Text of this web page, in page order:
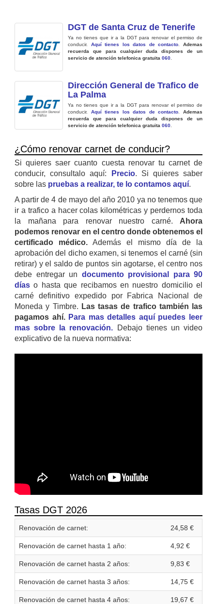
DGT de Santa Cruz de Tenerife
Ya no tienes que ir a la DGT para renovar el permiso de
conducir. Aquí tienes los datos de contacto .Ademas
recuerda que para cualquier duda dispones de un
servicio de atención telefonica gratuita 060
Dirección General de Trafico de
La Palma
Ya no tienes que ir a la DGT para renovar el permiso de
conducir. Aquí tienes los datos de contacto .Ademas
recuerda que para cualquier duda dispones de un
servicio de atención telefonica gratuita 060
¿Cómo renovar carnet de conducir?
Si quieres saer cuanto cuesta renovar tu carnet de
conducir, consultalo aquí:
Precio. Si quieres saber
sobre las pruebas a realizar, te lo contamos aquí.
A partir de 4 de mayo del año 2010 ya no tenemos que
ir a trafico a hacer colas kilométricas y perdernos toda
la mañana para renovar nuestro carné. Ahora
podemos renovar en el centro donde obtenemos el
certificado médico. Además el mismo día de la
aprobación del dicho examen, si tenemos el carné (sin
retirar) y el saldo de puntos sin agotarse, el centro nos
debe entregar un documento provisional para 90
días o hasta que recibamos en nuestro domicilio el
carné definitivo expedido por Fabrica Nacional de
Moneda y Timbre. Las tasas de trafico también las
pagamos ahí. Para mas detalles aquí puedes leer
mas sobre la renovación. Debajo tienes un video
explicativo de la nueva normativa:
Tasas DGT 2026
Renovación de carnet: 24,58 €
Renovación de carnet hasta 1 año: 4,92 €
Renovación de carnet hasta 2 años: 9,83 €
Renovación de carnet hasta 3 años: 14,75 €
Renovación de carnet hasta 4 años: 19,67 €